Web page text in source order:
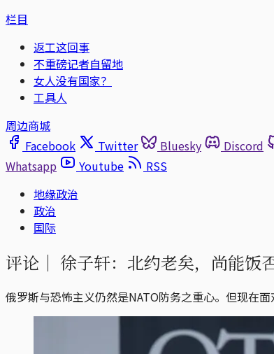
栏目
返工这回事
不重磅记者自留地
女人没有国家？
工具人
周边商城
Facebook
Twitter Bluesky Discord
Whatsapp
Youtube
RSS
地缘政治
政治
国际
评论｜ 徐子轩：北约老矣，尚能
俄罗斯与恐怖主义仍然是NATO防务之重心。但现在